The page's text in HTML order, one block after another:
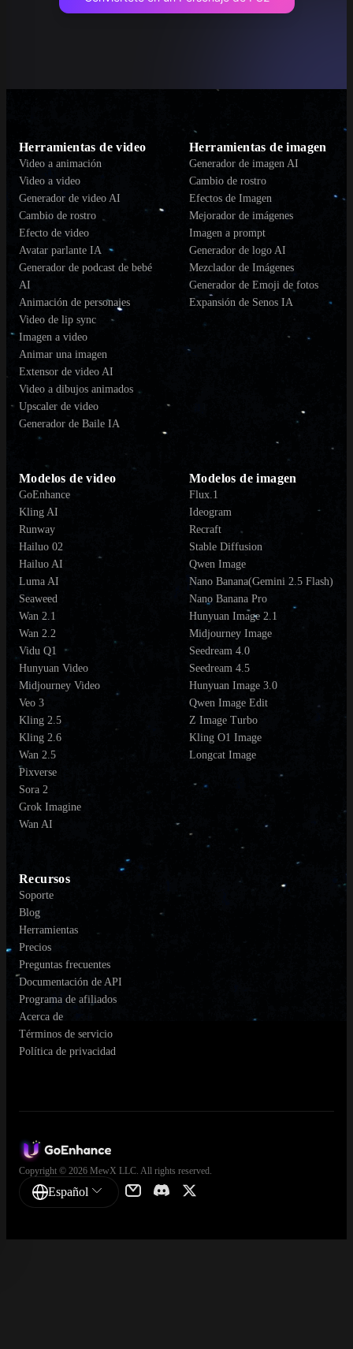
Herramientas de video
Video a animación
Video a video
Generador de video AI
Cambio de rostro
Efecto de video
Avatar parlante IA
Generador de podcast de bebé
AI
Animación de personajes
Video de lip sync
Imagen a video
Animar una imagen
Extensor de video AI
Video a dibujos animados
Upscaler de video
Generador de Baile IA
Herramientas de imagen
Generador de imagen AI
Cambio de rostro
Efectos de Imagen
Mejorador de imágenes
Imagen a prompt
Generador de logo AI
Mezclador de Imágenes
Generador de Emoji de fotos
Expansión de Senos IA
Modelos de video
GoEnhance
Kling AI
Runway
Hailuo 02
Hailuo AI
Luma AI
Seaweed
Wan 2.1
Wan 2.2
Vidu Q1
Hunyuan Video
Midjourney Video
Veo 3
Kling 2.5
Kling 2.6
Wan 2.5
Pixverse
Sora 2
Grok Imagine
Wan AI
Modelos de imagen
Flux.1
Ideogram
Recraft
Stable Diffusion
Qwen Image
Nano Banana(Gemini 2.5 Flash)
Nano Banana Pro
Hunyuan Image 2.1
Midjourney Image
Seedream 4.0
Seedream 4.5
Hunyuan Image 3.0
Qwen Image Edit
Z Image Turbo
Kling O1 Image
Longcat Image
Recursos
Soporte
Blog
Herramientas
Precios
Preguntas frecuentes
Documentación de API
Programa de afiliados
Acerca de
Términos de servicio
Política de privacidad
Copyright © 2026 MewX LLC. All rights reserved.
Español